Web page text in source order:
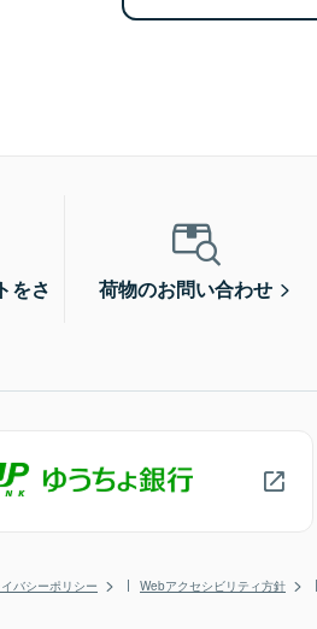
をさ
荷物のお問い合わせ
バシーポリシー Webアクセシビリティ方針